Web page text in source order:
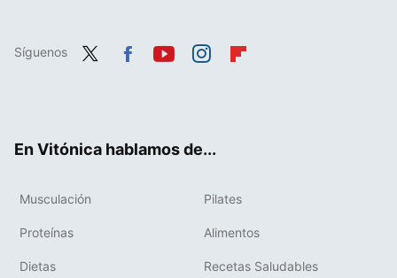
Síguenos
En Vitónica hablamos de...
Musculación Pilates
Proteínas Alimentos
Dietas Recetas Saludables